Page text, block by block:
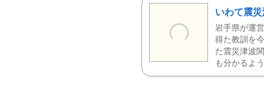
いわて震
岩手県が運
得た教訓を
た震災津波
も分かるよ